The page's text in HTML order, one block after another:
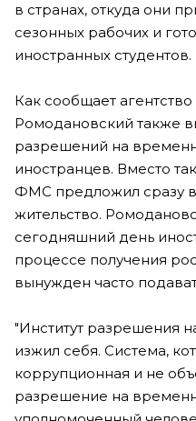
в странах, откуда они
сезонных рабочих и
иностранных студентов.
Как сообщает агентство
Ромодановский также
разрешений на
иностранцев. Вместо
ФМС предложил сразу
жительство.
сегодняшний день
процессе получения
вынужден часто
"Институт разрешения
изжил себя. Система,
коррупционная и не
разрешение на